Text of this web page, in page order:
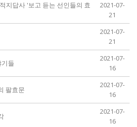
지답사 '보고 듣는 선인들의 효
2021-07-
21
2021-07-
21
들
2021-07-
16
팔효문
2021-07-
16
2021-07-
16